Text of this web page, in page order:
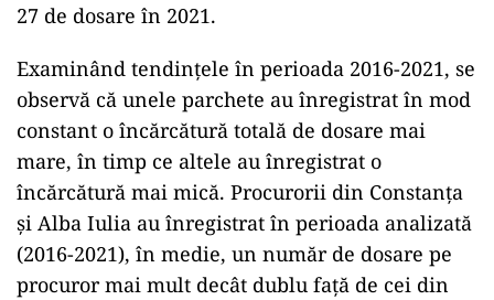
27 de dosare în 2021.
Examinând tendințele în perioada 2016-2021, se
observă că unele parchete au înregistrat în mod
constant o încărcătură totală de dosare mai
mare, în timp ce altele au înregistrat o
încărcătură mai mică. Procurorii din Constanța
și Alba Iulia au înregistrat în perioada analizată
(2016-2021), în medie, un număr de dosare pe
procuror mai mult decât dublu față de cei din